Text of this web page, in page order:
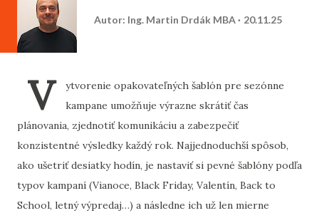
Autor: Ing. Martin Drdák MBA 20.11.25
V
ytvorenie opakovateľných šablón pre sezónne
kampane umožňuje výrazne skrátiť čas
plánovania, zjednotiť komunikáciu a zabezpečiť
konzistentné výsledky každý rok. Najjednoduchší spôsob,
ako ušetriť desiatky hodín, je nastaviť si pevné šablóny podľa
typov kampaní (Vianoce, Black Friday, Valentín, Back to
School, letný výpredaj…) a následne ich už len mierne